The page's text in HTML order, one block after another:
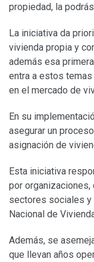
propiedad, la
La iniciativa da
vivienda propia y
además esa
entra a estos
en el mercado de
En su
asegurar un
asignación de
Esta iniciativa
por
sectores sociales y
Nacional de
Además, se
que llevan años